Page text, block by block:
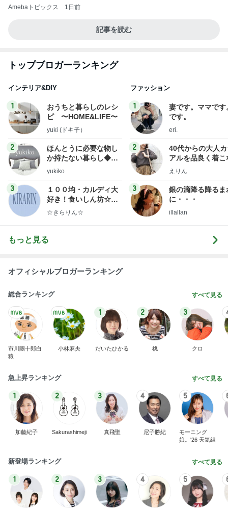
Amebaトピックス 1日前
記事を読む
トップブロガーランキング
インテリア&DIY
1
おうちと暮らしのレシ
ピ 〜HOME&LIFE〜
yuki (ドキ子）
2
ほんとうに必要な物し
か持たない暮らし◆Ke
ep Life Simple◆〜イ
yukiko
3
１００均・カルディ大
好き！食いしん坊☆き
らりん☆のブログ
☆きらりん☆
ファッション
1
妻です。ママです
です。
eri.
2
40代からの大人
アルを品良く着こ
ファッションブロ
えりん
3
銀の滴降る降るま
に・・・
illallan
もっと見る
オフィシャルブロガーランキング
総合ランキング すべて見る
市川團十郎白
猿
小林麻央
1
だいたひかる
2
桃
3
クロ
急上昇ランキング すべて見る
1
加藤紀子
2
Sakurashimeji
3
真飛聖
4
尼子勝紀
5
モーニング
娘。'26 天気組
新登場ランキング すべて見る
1 2 3 4 5